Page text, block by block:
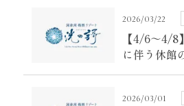
2026/03/22
【4/6～4/8
に伴う休館
2026/03/01